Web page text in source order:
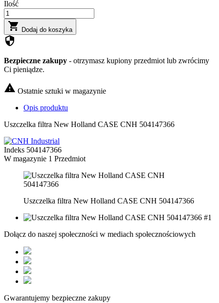
Ilość
 Dodaj do koszyka
security
Bezpieczne zakupy - otrzymasz kupiony przedmiot lub zwrócimy
Ci pieniądze.
 Ostatnie sztuki w magazynie
Opis produktu
Uszczelka filtra New Holland CASE CNH 504147366
Indeks 504147366
W magazynie 1 Przedmiot
Uszczelka filtra New Holland CASE CNH 504147366
Dołącz do naszej społeczności w mediach społecznościowych
Gwarantujemy bezpieczne zakupy